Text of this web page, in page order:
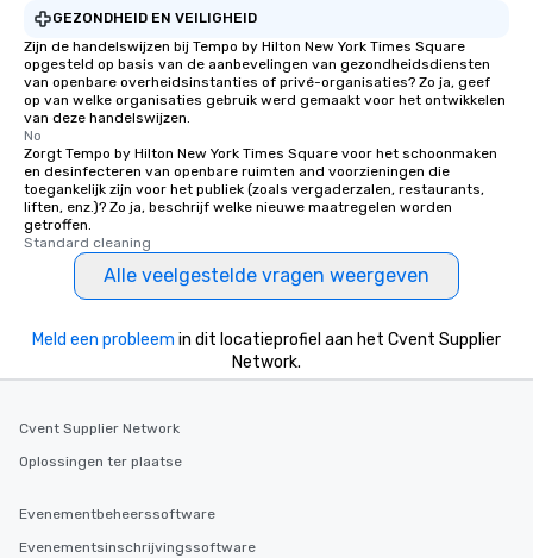
GEZONDHEID EN VEILIGHEID
Zijn de handelswijzen bij Tempo by Hilton New York Times Square
opgesteld op basis van de aanbevelingen van gezondheidsdiensten
van openbare overheidsinstanties of privé-organisaties? Zo ja, geef
op van welke organisaties gebruik werd gemaakt voor het ontwikkelen
van deze handelswijzen.
No
Zorgt Tempo by Hilton New York Times Square voor het schoonmaken
en desinfecteren van openbare ruimten and voorzieningen die
toegankelijk zijn voor het publiek (zoals vergaderzalen, restaurants,
liften, enz.)? Zo ja, beschrijf welke nieuwe maatregelen worden
getroffen.
Standard cleaning
Alle veelgestelde vragen weergeven
Meld een probleem in dit locatieprofiel aan het Cvent Supplier
Network.
Cvent Supplier Network
Oplossingen ter plaatse
Evenementbeheerssoftware
Evenementsinschrijvingssoftware